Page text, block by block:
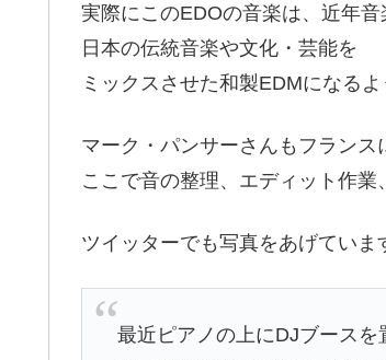
実際にこのEDOの音楽は、近年
日本の伝統音楽や文化・芸能を
ミックスさせた和製EDMになるよ
マーク・パンサーさんもフランス
ここで音の整理、エディット作業
ツイッターでも写真をあげていま
最近ピアノの上にDJブース